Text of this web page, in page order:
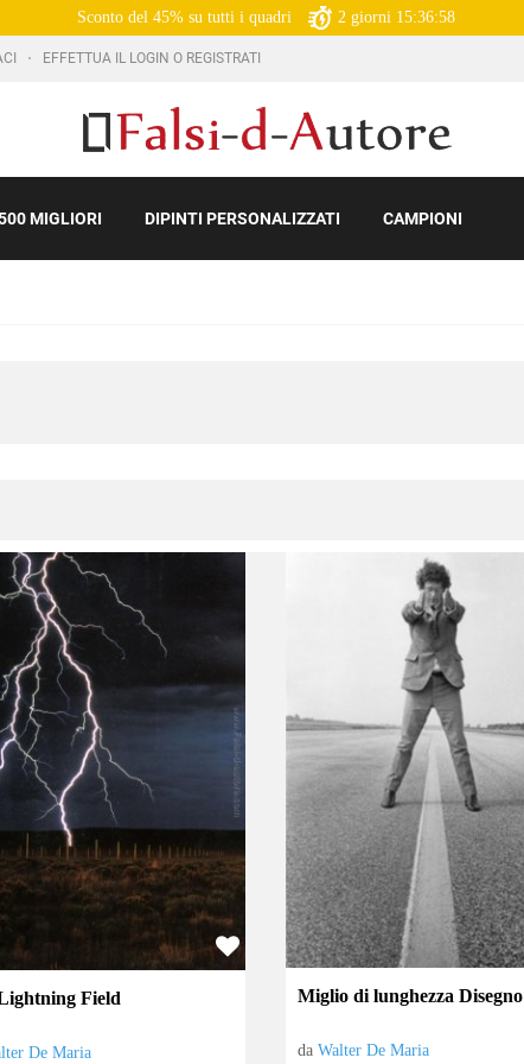
Sconto del 45% su tutti i quadri 2 giorni 15:36:57
EFFETTUA IL LOGIN O REGISTRATI
MIGLIORI DIPINTI PERSONALIZZATI CAMPIONI
Field
De Maria
Miglio di lunghezza Disegno
daWalter De Maria